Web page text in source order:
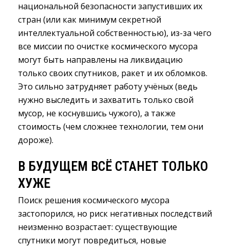
национальной безопасности запустивших их
стран (или как минимум секретной
интеллектуальной собственностью), из-за чего
все миссии по очистке космического мусора
могут быть направлены на ликвидацию
только своих спутников, ракет и их обломков.
Это сильно затрудняет работу учёных (ведь
нужно выследить и захватить только свой
мусор, не коснувшись чужого), а также
стоимость (чем сложнее технологии, тем они
дороже).
В БУДУЩЕМ ВСЁ СТАНЕТ ТОЛЬКО
ХУЖЕ
Поиск решения космического мусора
застопорился, но риск негативных последствий
неизменно возрастает: существующие
спутники могут повредиться, новые